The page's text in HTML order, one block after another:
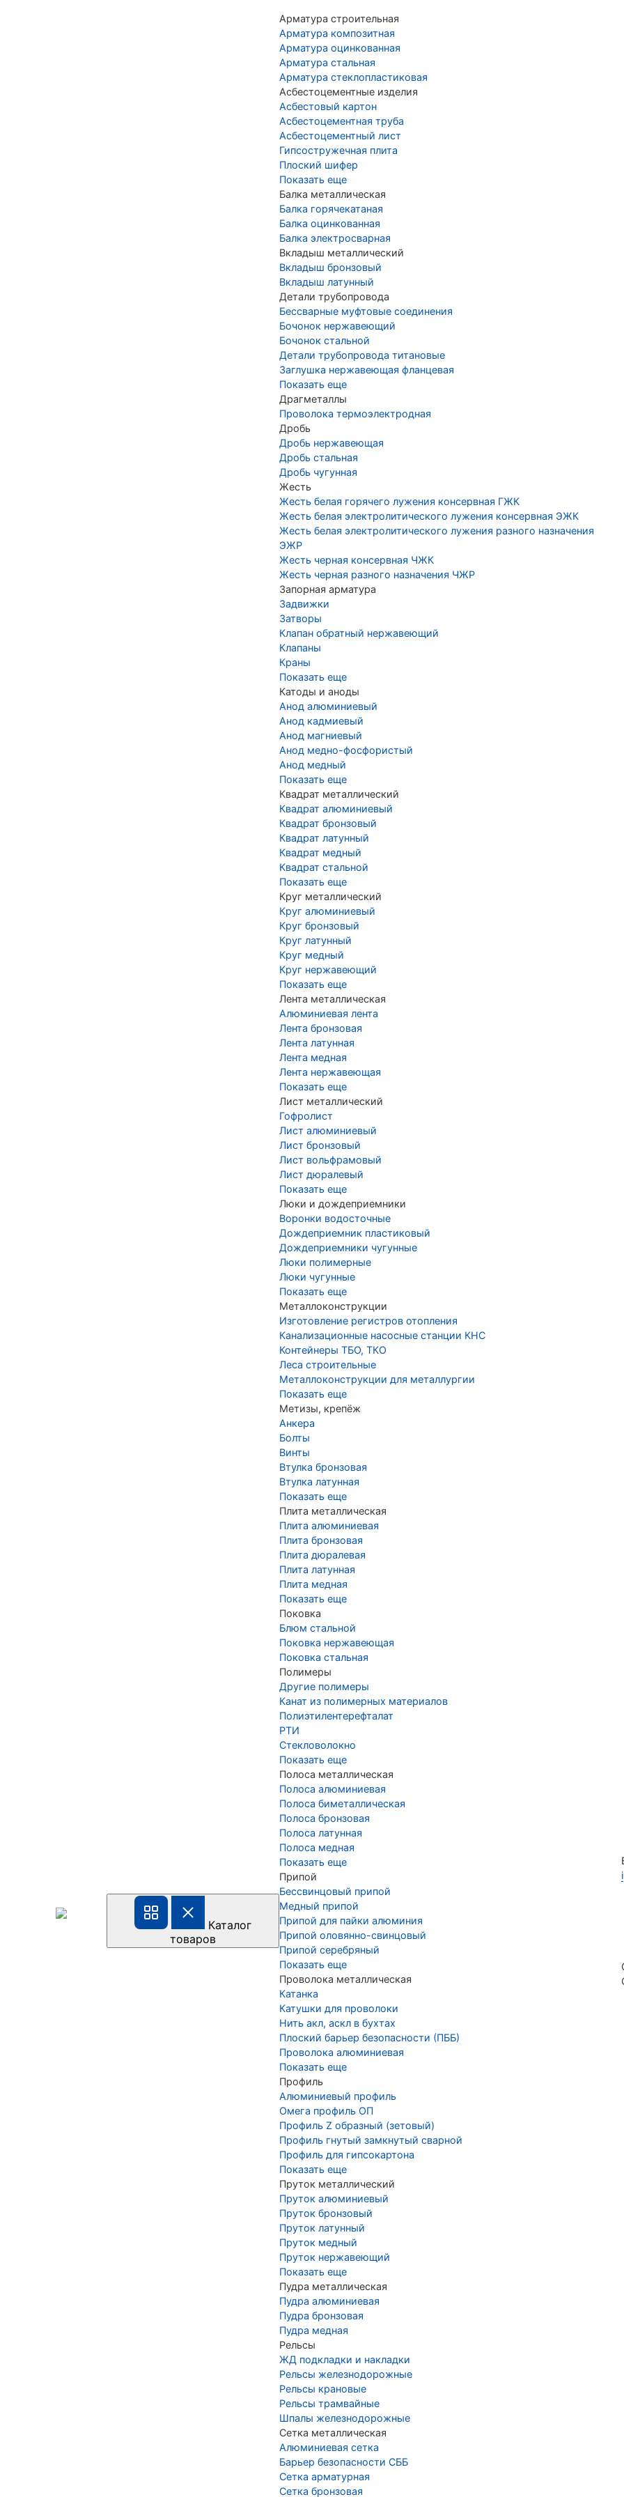
Каталог
товаров
Арматура строительная
Арматура композитная
Арматура оцинкованная
Арматура стальная
Арматура стеклопластиковая
Асбестоцементные изделия
Асбестовый картон
Асбестоцементная труба
Асбестоцементный лист
Гипсостружечная плита
Плоский шифер
Показать еще
Балка металлическая
Балка горячекатаная
Балка оцинкованная
Балка электросварная
Вкладыш металлический
Вкладыш бронзовый
Вкладыш латунный
Детали трубопровода
Бессварные муфтовые соединения
Бочонок нержавеющий
Бочонок стальной
Детали трубопровода титановые
Заглушка нержавеющая фланцевая
Показать еще
Драгметаллы
Проволока термоэлектродная
Дробь
Дробь нержавеющая
Дробь стальная
Дробь чугунная
Жесть
Жесть белая горячего лужения консервная ГЖК
Жесть белая электролитического лужения консервная ЭЖК
Жесть белая электролитического лужения разного назначения
ЭЖР
Жесть черная консервная ЧЖК
Жесть черная разного назначения ЧЖР
Запорная арматура
Задвижки
Затворы
Клапан обратный нержавеющий
Клапаны
Краны
Показать еще
Катоды и аноды
Анод алюминиевый
Анод кадмиевый
Анод магниевый
Анод медно-фосфористый
Анод медный
Показать еще
Квадрат металлический
Квадрат алюминиевый
Квадрат бронзовый
Квадрат латунный
Квадрат медный
Квадрат стальной
Показать еще
Круг металлический
Круг алюминиевый
Круг бронзовый
Круг латунный
Круг медный
Круг нержавеющий
Показать еще
Лента металлическая
Алюминиевая лента
Лента бронзовая
Лента латунная
Лента медная
Лента нержавеющая
Показать еще
Лист металлический
Гофролист
Лист алюминиевый
Лист бронзовый
Лист вольфрамовый
Лист дюралевый
Показать еще
Люки и дождеприемники
Воронки водосточные
Дождеприемник пластиковый
Дождеприемники чугунные
Люки полимерные
Люки чугунные
Показать еще
Металлоконструкции
Изготовление регистров отопления
Канализационные насосные станции КНС
Контейнеры ТБО, ТКО
Леса строительные
Металлоконструкции для металлургии
Показать еще
Метизы, крепёж
Анкера
Болты
Винты
Втулка бронзовая
Втулка латунная
Показать еще
Плита металлическая
Плита алюминиевая
Плита бронзовая
Плита дюралевая
Плита латунная
Плита медная
Показать еще
Поковка
Блюм стальной
Поковка нержавеющая
Поковка стальная
Полимеры
Другие полимеры
Канат из полимерных материалов
Полиэтилентерефталат
РТИ
Стекловолокно
Показать еще
Полоса металлическая
Полоса алюминиевая
Полоса биметаллическая
Полоса бронзовая
Полоса латунная
Полоса медная
Показать еще
Припой
Бессвинцовый припой
Медный припой
Припой для пайки алюминия
Припой оловянно-свинцовый
Припой серебряный
Показать еще
Проволока металлическая
Катанка
Катушки для проволоки
Нить акл, аскл в бухтах
Плоский барьер безопасности (ПББ)
Проволока алюминиевая
Показать еще
Профиль
Алюминиевый профиль
Омега профиль ОП
Профиль Z образный (зетовый)
Профиль гнутый замкнутый сварной
Профиль для гипсокартона
Показать еще
Пруток металлический
Пруток алюминиевый
Пруток бронзовый
Пруток латунный
Пруток медный
Пруток нержавеющий
Показать еще
Пудра металлическая
Пудра алюминиевая
Пудра бронзовая
Пудра медная
Рельсы
ЖД подкладки и накладки
Рельсы железнодорожные
Рельсы крановые
Рельсы трамвайные
Шпалы железнодорожные
Сетка металлическая
Алюминиевая сетка
Барьер безопасности СББ
Сетка арматурная
Сетка бронзовая